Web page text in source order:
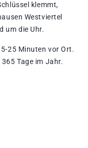
klemmt,
Westviertel
um die Uhr.
25 Minuten vor Ort.
Tage im Jahr.